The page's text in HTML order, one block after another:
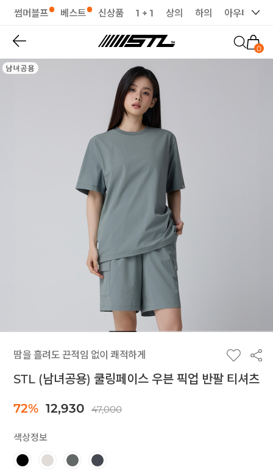
썸머블프 베스트 신상품 1 + 1 상의 하의 아우터
0
땀을 흘려도 끈적임 없이 쾌적하게
STL (남녀공용) 쿨링페이스 우븐 픽업 반팔 티셔츠
72% 12,930 47,000
색상정보